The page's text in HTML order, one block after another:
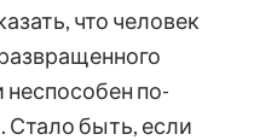
что человек
неспособен по-
Стало быть, если